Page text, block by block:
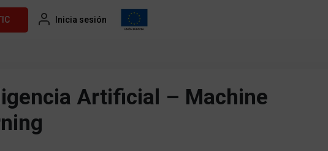
Inicia sesión
Artificial – Machine